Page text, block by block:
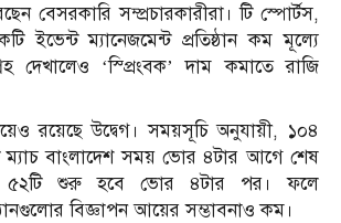
বেসরকারি সম্প্রচারকারীরা। টি স্পোর্টস,
ইভেন্ট ম্যানেজমেন্ট প্রতিষ্ঠান কম মূল্যে
দেখালেও ‘স্প্রিংবক’ দাম কমাতে রাজি
রয়েছে উদ্বেগ। সময়সূচি অনুযায়ী, ১০৪
ম্যাচ বাংলাদেশ সময় ভোর ৪টার আগে শেষ
৫২টি শুরু হবে ভোর ৪টার পর। ফলে
বিজ্ঞাপন আয়ের সম্ভাবনাও কম।